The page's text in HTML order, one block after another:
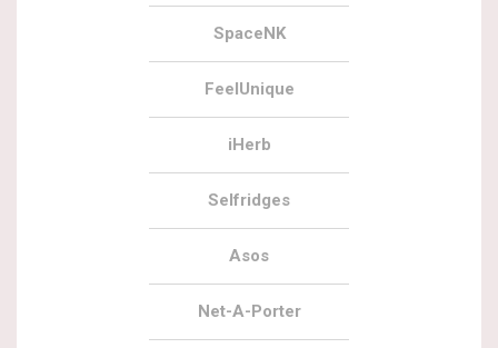
SpaceNK
FeelUnique
iHerb
Selfridges
Asos
Net-A-Porter